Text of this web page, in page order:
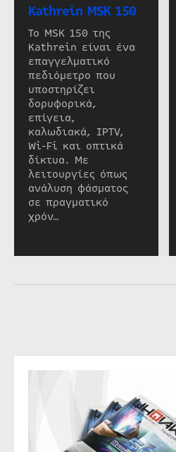
Kathrein MSK 150
Το MSK 150 της
Kathrein είναι ένα
επαγγελματικό
πεδιόμετρο που
υποστηρίζει
δορυφορικά,
επίγεια,
καλωδιακά, IPTV,
Wi-Fi και οπτικά
δίκτυα. Με
λειτουργίες όπως
ανάλυση φάσματος
σε πραγματικό
χρόν…